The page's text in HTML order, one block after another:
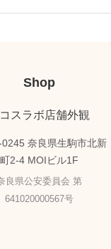
Shop
0245 奈良県生駒市北新
町2-4 MOIビル1F
良県公安委員会 第
641020000567号